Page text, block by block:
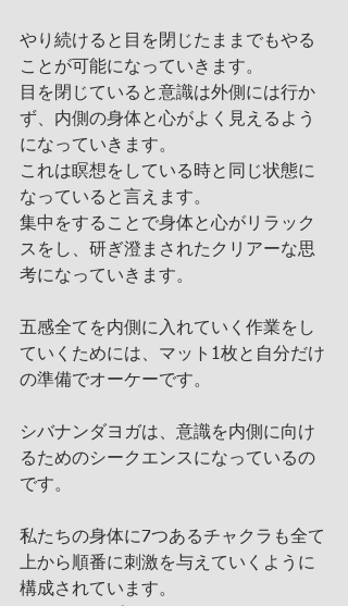
やり続けると目を閉じたままでもやる
ことが可能になっていきます。
目を閉じていると意識は外側には行か
ず、内側の身体と心がよく見えるよう
になっていきます。
これは瞑想をしている時と同じ状態に
なっていると言えます。
集中をすることで身体と心がリラック
スをし、研ぎ澄まされたクリアーな思
考になっていきます。
五感全てを内側に入れていく作業をし
ていくためには、マット1枚と自分だけ
の準備でオーケーです。
シバナンダヨガは、意識を内側に向け
るためのシークエンスになっているの
です。
私たちの身体に7つあるチャクラも全て
上から順番に刺激を与えていくように
構成されています。